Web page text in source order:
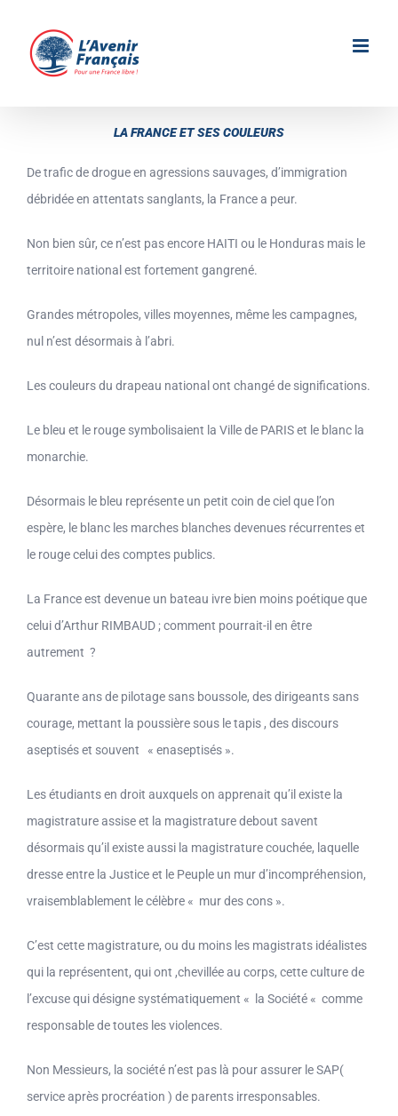
contenu
LA FRANCE ET SES COULEURS
De trafic de drogue en agressions sauvages, d’immigration
débridée en attentats sanglants, la France a peur.
Non bien sûr, ce n’est pas encore HAITI ou le Honduras mais le
territoire national est fortement gangrené.
Grandes métropoles, villes moyennes, même les campagnes,
nul n’est désormais à l’abri.
Les couleurs du drapeau national ont changé de significations.
Le bleu et le rouge symbolisaient la Ville de PARIS et le blanc la
monarchie.
Désormais le bleu représente un petit coin de ciel que l’on
espère, le blanc les marches blanches devenues récurrentes et
le rouge celui des comptes publics.
La France est devenue un bateau ivre bien moins poétique que
celui d’Arthur RIMBAUD ; comment pourrait-il en être
autrement ?
Quarante ans de pilotage sans boussole, des dirigeants sans
courage, mettant la poussière sous le tapis , des discours
aseptisés et souvent « enaseptisés ».
Les étudiants en droit auxquels on apprenait qu’il existe la
magistrature assise et la magistrature debout savent
désormais qu’il existe aussi la magistrature couchée, laquelle
dresse entre la Justice et le Peuple un mur d’incompréhension,
vraisemblablement le célèbre « mur des cons ».
C’est cette magistrature, ou du moins les magistrats idéalistes
qui la représentent, qui ont ,chevillée au corps, cette culture de
l’excuse qui désigne systématiquement « la Société « comme
responsable de toutes les violences.
Non Messieurs, la société n’est pas là pour assurer le SAP(
service après procréation ) de parents irresponsables.